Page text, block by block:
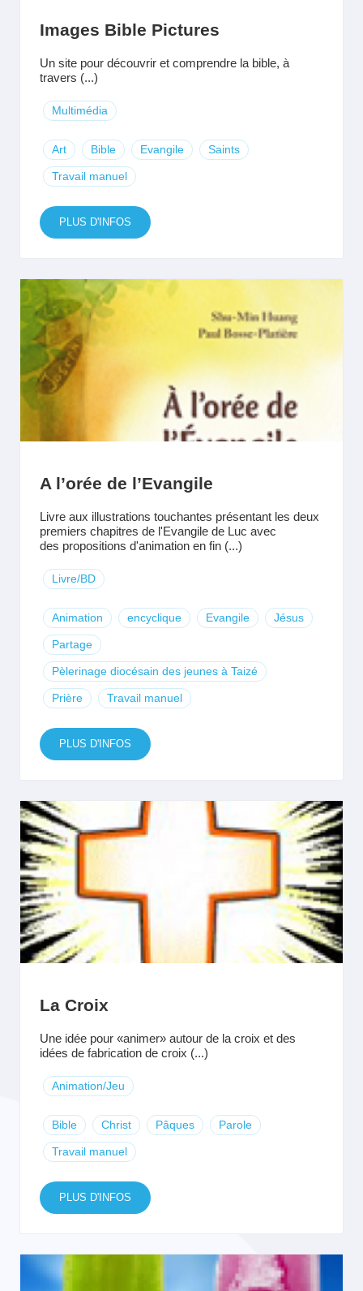
Images Bible Pictures
Un site pour découvrir et comprendre la bible, à
travers (...)
Multimédia
Art Bible Evangile Saints
Travail manuel
PLUS D'INFOS
A l’orée de l’Evangile
Livre aux illustrations touchantes présentant les deux
premiers chapitres de l'Evangile de Luc avec
des propositions d'animation en fin (...)
Livre/BD
Animation encyclique Evangile Jésus
Partage
Pèlerinage diocésain des jeunes à Taizé
Prière Travail manuel
PLUS D'INFOS
La Croix
Une idée pour «animer» autour de la croix et des
idées de fabrication de croix (...)
Animation/Jeu
Bible Christ Pâques Parole
Travail manuel
PLUS D'INFOS